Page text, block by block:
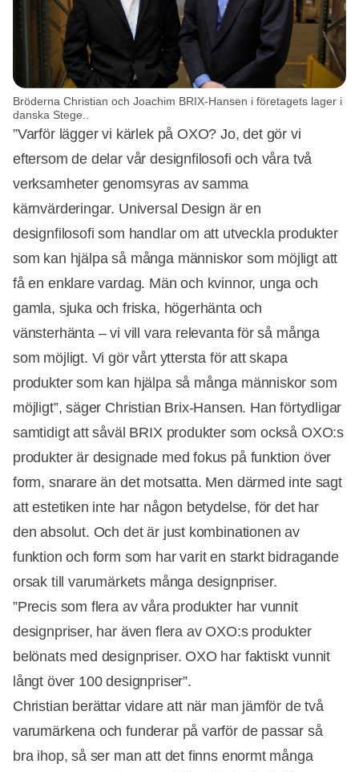
Bröderna Christian och Joachim BRIX-Hansen i företagets lager i
danska Stege..
”Varför lägger vi kärlek på OXO? Jo, det gör vi
eftersom de delar vår designfilosofi och våra två
verksamheter genomsyras av samma
kärnvärderingar. Universal Design är en
designfilosofi som handlar om att utveckla produkter
som kan hjälpa så många människor som möjligt att
få en enklare vardag. Män och kvinnor, unga och
gamla, sjuka och friska, högerhänta och
vänsterhänta – vi vill vara relevanta för så många
som möjligt. Vi gör vårt yttersta för att skapa
produkter som kan hjälpa så många människor som
möjligt”, säger Christian Brix-Hansen. Han förtydligar
samtidigt att såväl BRIX produkter som också OXO:s
produkter är designade med fokus på funktion över
form, snarare än det motsatta. Men därmed inte sagt
att estetiken inte har någon betydelse, för det har
den absolut. Och det är just kombinationen av
funktion och form som har varit en starkt bidragande
orsak till varumärkets många designpriser.
”Precis som flera av våra produkter har vunnit
designpriser, har även flera av OXO:s produkter
belönats med designpriser. OXO har faktiskt vunnit
långt över 100 designpriser”.
Christian berättar vidare att när man jämför de två
varumärkena och funderar på varför de passar så
bra ihop, så ser man att det finns enormt många